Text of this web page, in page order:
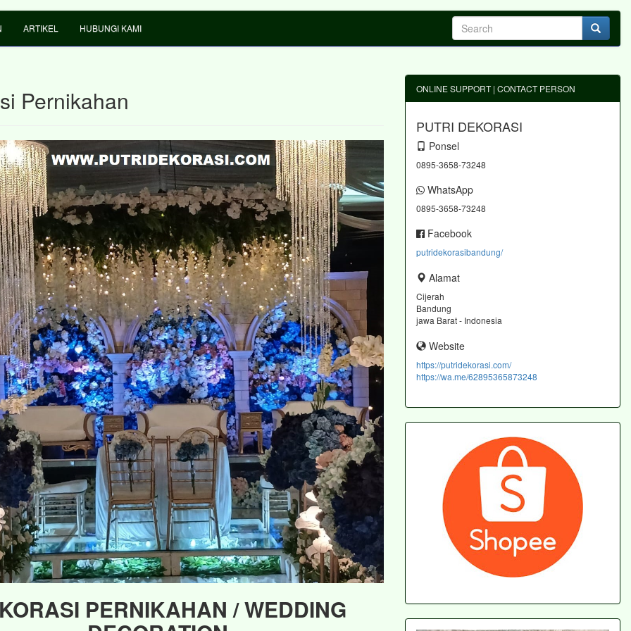
ARTIKEL HUBUNGI KAMI
Pernikahan
PERNIKAHAN / WEDDING
ONLINE SUPPORT | CONTACT PERSON
PUTRI DEKORASI
Ponsel
0895-3658-73248
WhatsApp
0895-3658-73248
Facebook
putridekorasibandung/
Alamat
Cijerah
Bandung
jawa Barat - Indonesia
Website
https://putridekorasi.com/
https://wa.me/62895365873248